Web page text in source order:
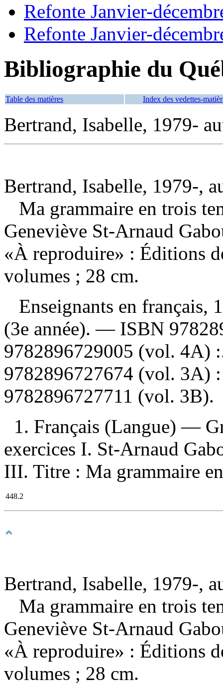
Refonte Janvier-
Refonte Janvier-
Bibliographie du
Table des matières Index des vedettes-
Bertrand, Isabelle, 1979-
Bertrand, Isabelle, 1979-,
Ma grammaire en trois
Geneviève St-Arnaud
«À reproduire» : Éditions
volumes ; 28 cm.
Enseignants en français,
(3e année). — ISBN
9782896729005 (vol. 4A) :
9782896727674 (vol. 3A) :
9782896727711 (vol. 3B).
1. Français (Langue) —
exercices I. St-Arnaud
III. Titre : Ma grammaire
448.2
Bertrand, Isabelle, 1979-,
Ma grammaire en trois
Geneviève St-Arnaud
«À reproduire» : Éditions
volumes ; 28 cm.